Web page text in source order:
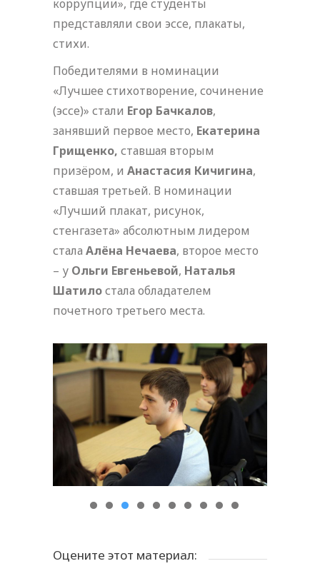
коррупции», где студенты
представляли свои эссе, плакаты,
стихи.
Победителями в номинации
«Лучшее стихотворение, сочинение
(эссе)» стали Егор Бачкалов,
занявший первое место, Екатерина
Грищенко, ставшая вторым
призёром, и Анастасия Кичигина,
ставшая третьей. В номинации
«Лучший плакат, рисунок,
стенгазета» абсолютным лидером
стала Алёна Нечаева, второе место
– у Ольги Евгеньевой, Наталья
Шатилостала обладателем
почетного третьего места.
Оцените этот материал: